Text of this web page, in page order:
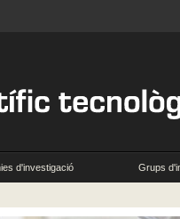
d'investigació Grups